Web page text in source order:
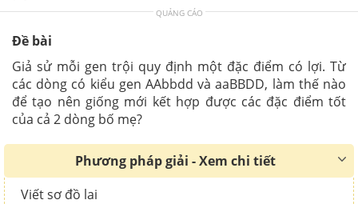
QUẢNG CÁO
Đề bài
Giả sử mỗi gen trội quy định một đặc điểm có lợi. Từ
các dòng có kiểu gen AAbbdd và aaBBDD, làm thế nào
để tạo nên giống mới kết hợp được các đặc điểm tốt
của cả 2 dòng bố mẹ?
Phương pháp giải - Xem chi tiết
Viết sơ đồ lai